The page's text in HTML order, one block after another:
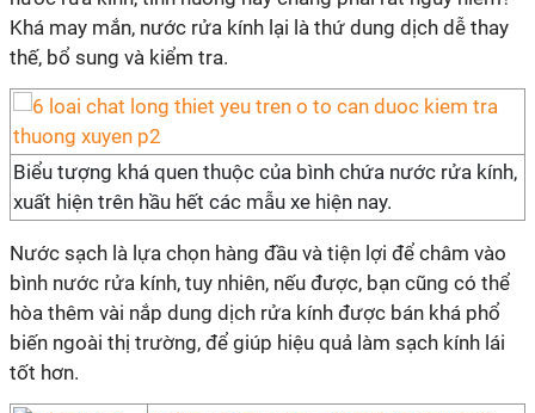
Khá may mắn, nước rửa kính lại là thứ dung dịch dễ thay
thế, bổ sung và kiểm tra.
Biểu tượng khá quen thuộc của bình chứa nước rửa kính,
xuất hiện trên hầu hết các mẫu xe hiện nay.
Nước sạch là lựa chọn hàng đầu và tiện lợi để châm vào
bình nước rửa kính, tuy nhiên, nếu được, bạn cũng có thể
hòa thêm vài nắp dung dịch rửa kính được bán khá phổ
biến ngoài thị trường, để giúp hiệu quả làm sạch kính lái
tốt hơn.